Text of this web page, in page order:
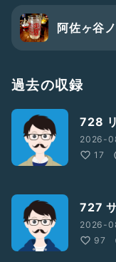
阿佐ヶ谷
過去の収録
728
2026-
17
727
2026-
97